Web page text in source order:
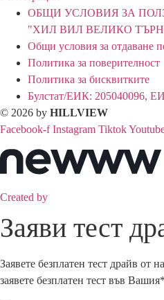
ОБЩИ УСЛОВИЯ ЗА
"ХИЛ ВИЛ ВЕЛИКО
Общи условия за отдаване
Политика за поверителност
Политика за бисквитките
Булстат/ЕИК: 205040096,
© 2026 by HILLVIEW
Facebook-f Instagram Tiktok
Created by
Заяви тест
Заявете безплатен тест драйв от
заявете безплатен тест във